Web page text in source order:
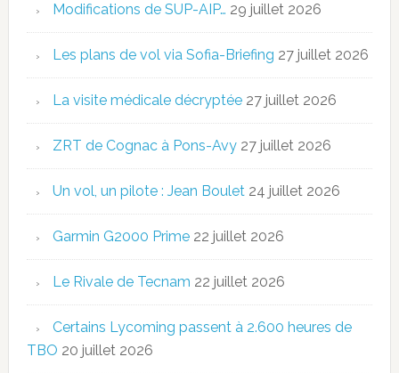
Modifications de SUP-AIP… 29 juillet 2026
Les plans de vol via Sofia-Briefing 27 juillet 2026
La visite médicale décryptée 27 juillet 2026
ZRT de Cognac à Pons-Avy 27 juillet 2026
Un vol, un pilote : Jean Boulet 24 juillet 2026
Garmin G2000 Prime 22 juillet 2026
Le Rivale de Tecnam 22 juillet 2026
Certains Lycoming passent à 2.600 heures de
TBO 20 juillet 2026